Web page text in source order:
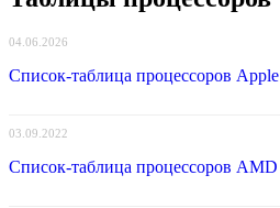
04.06.2026
Список-таблица процессоров Apple
03.09.2022
Список-таблица процессоров